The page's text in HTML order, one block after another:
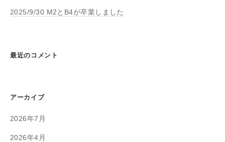
2025/9/30 M2とB4が卒業しました
最近のコメント
アーカイブ
2026年7月
2026年4月